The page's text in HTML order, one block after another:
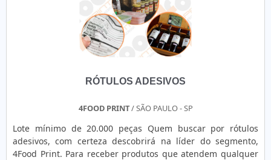
RÓTULOS ADESIVOS
4FOOD PRINT/ SÃO PAULO - SP
Lote mínimo de 20.000 peças Quem buscar por rótulos
adesivos, com certeza descobrirá na líder do segmento,
4Food Print. Para receber produtos que atendem qualquer